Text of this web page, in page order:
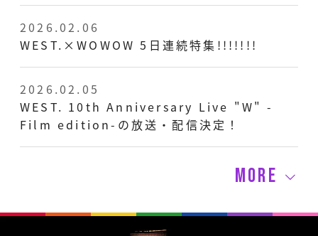
2026.02.06
WEST.×WOWOW 5日連続特集!!!!!!!
2026.02.05
WEST. 10th Anniversary Live "W" -
Film edition-の放送・配信決定！
MORE